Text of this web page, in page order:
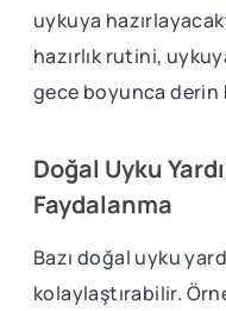
uykuya
hazırlık rutini,
gece boyunca derin
Doğal Uyku
Faydalanma
Bazı doğal uyku
kolaylaştırabilir.